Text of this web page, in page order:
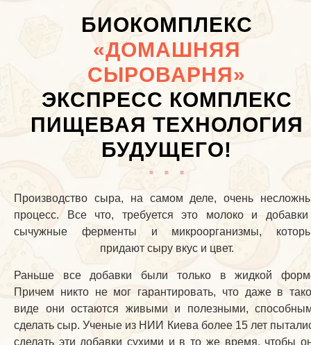
БИОКОМПЛЕКС
«ДОМАШНЯЯ
СЫРОВАРНЯ»
ЭКСПРЕСС КОМПЛЕКС
ПИЩЕВАЯ ТЕХНОЛОГИЯ
БУДУЩЕГО!
Производство сыра, на самом деле, очень
процесс. Все что, требуется это молоко и
сычужные ферменты и микроорганизмы,
придают сыру вкус и цвет.
Раньше все добавки были только в жидкой
Причем никто не мог гарантировать, что даже в
виде они остаются живыми и полезными,
сделать сыр. Ученые из НИИ Киева более 15 лет
сделать эти добавки сухими и в то же время, чтобы